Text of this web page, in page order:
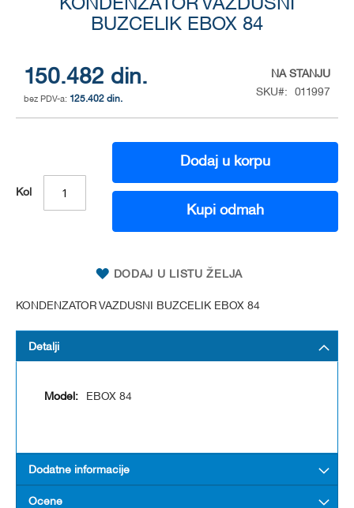
KONDENZATOR VAZDUSNI
BUZCELIK EBOX 84
150.482 din.
125.402 din.
NA STANJU
SKU
011997
Kol
Dodaj u korpu
Kupi odmah
DODAJ U LISTU ŽELJA
KONDENZATOR VAZDUSNI BUZCELIK EBOX 84
images
gallery
Detalji
EBOX 84
Dodatne informacije
Ocene